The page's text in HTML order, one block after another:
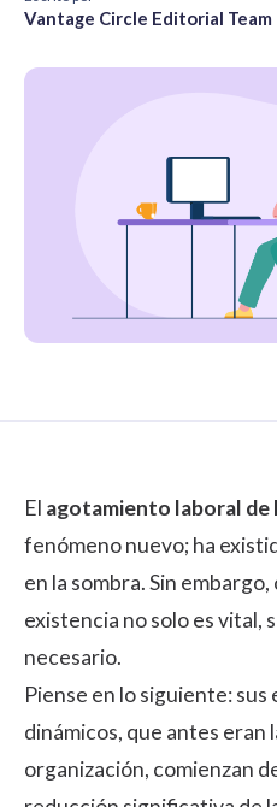
Vantage Circle Editorial Team
El agotamiento laboral de
fenómeno nuevo; ha
en la sombra. Sin
existencia no solo es vital,
necesario.
Piense en lo siguiente: sus
dinámicos, que antes eran
organización, comienzan